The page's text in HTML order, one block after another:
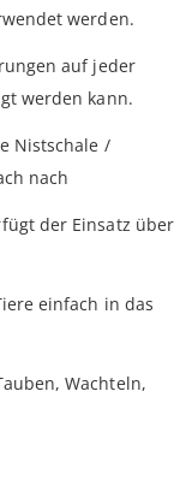
werden.
auf jeder
werden kann.
Nistschale /
nach
der Einsatz über
einfach in das
Wachteln,